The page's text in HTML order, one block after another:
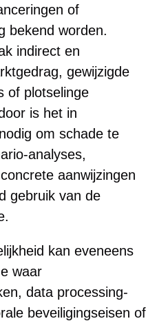
of
bekend worden.
indirect en
gewijzigde
of plotselinge
is het in
om schade te
analyses,
aanwijzingen
gebruik van de
kan eveneens
waar
data processing-
beveiligingseisen of